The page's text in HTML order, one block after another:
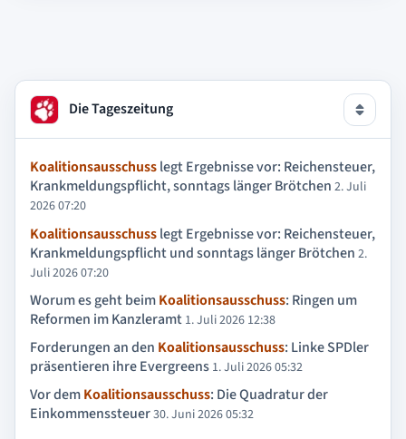
Die Tageszeitung
Koalitionsausschusslegt Ergebnisse vor: Reichensteuer,
Krankmeldungspflicht, sonntags länger Brötchen 2. Juli
2026 07:20
Koalitionsausschusslegt Ergebnisse vor: Reichensteuer,
Krankmeldungspflicht und sonntags länger Brötchen 2.
Juli 2026 07:20
Worum es geht beimKoalitionsausschuss: Ringen um
Reformen im Kanzleramt 1. Juli 2026 12:38
Forderungen an den Koalitionsausschuss: Linke SPDler
präsentieren ihre Evergreens 1. Juli 2026 05:32
Vor demKoalitionsausschuss: Die Quadratur der
Einkommenssteuer30. Juni 2026 05:32